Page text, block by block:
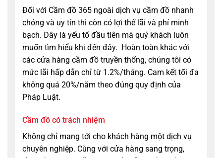
Đối với Cầm đồ 365 ngoài dịch vụ cầm đồ nhanh
chóng và uy tín thì còn có lợi thế lãi và phí minh
bạch. Đây là yếu tố đầu tiên mà quý khách luôn
muốn tìm hiểu khi đến đây. Hoàn toàn khác với
các cửa hàng cầm đồ truyền thống, chúng tôi có
mức lãi hấp dẫn chỉ từ 1.2%/tháng. Cam kết tối đa
không quá 20%/năm theo đúng quy định của
Pháp Luật.
Cầm đồ có trách nhiệm
Không chỉ mang tới cho khách hàng một dịch vụ
chuyên nghiệp. Cùng với cửa hàng sang trọng,